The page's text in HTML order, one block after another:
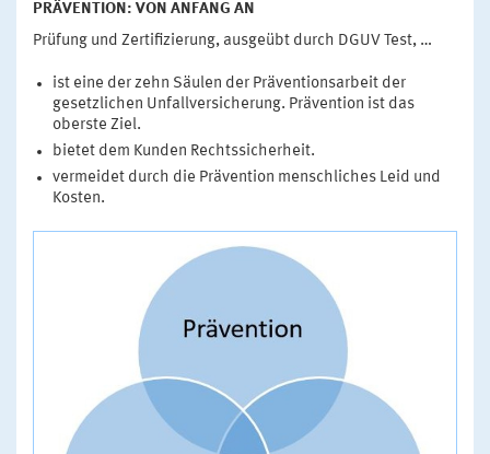
PRÄVENTION: VON ANFANG AN
Prüfung und Zertifizierung, ausgeübt durch DGUV Test, …
ist eine der zehn Säulen der Präventionsarbeit der
gesetzlichen Unfallversicherung. Prävention ist das
oberste Ziel.
bietet dem Kunden Rechtssicherheit.
vermeidet durch die Prävention menschliches Leid und
Kosten.